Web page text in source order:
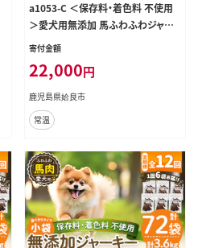
a1053-C ＜保存料・着色料 不使用
＞愛犬用無添加 馬ふわふわジャー
キー8袋(1袋50g・合計400g)【Nフー
ドッグ ペット フード エサ おやつ ご
はん 間食 ご褒美 ペット関係
寄付金額
22,000円
鹿児島県姶良市
常温